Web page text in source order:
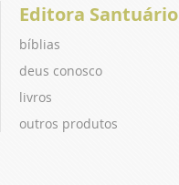
Editora Santuário
bíblias
deus conosco
livros
outros produtos